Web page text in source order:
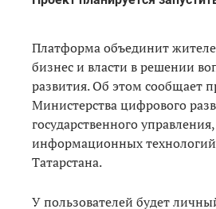
Платформа объединит
бизнес и власти в решении
развития. Об этом сообщает
Министерства цифрового
государственного управления,
информационных технологий
Татарстана.
У пользователей будет